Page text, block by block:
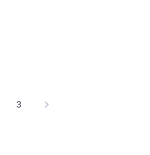
Pagination
3